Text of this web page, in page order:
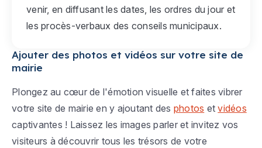
venir, en diffusant les dates, les ordres du jour et
les procès-verbaux des conseils municipaux.
Ajouter des photos et vidéos sur votre site de
mairie
Plongez au cœur de l'émotion visuelle et faites vibrer
votre site de mairie en y ajoutant des photos etvidéos
captivantes ! Laissez les images parler et invitez vos
visiteurs à découvrir tous les trésors de votre